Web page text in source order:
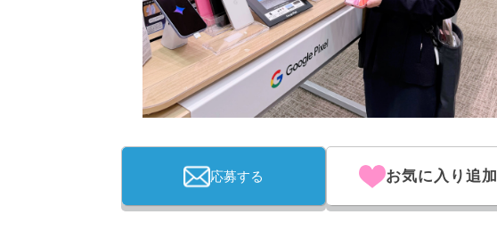
応募する お気に入り追加